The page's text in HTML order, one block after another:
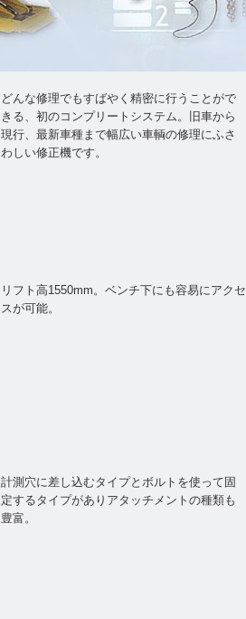
どんな修理でもすばやく精密に行うことがで
きる、初のコンプリートシステム。旧車から
現行、最新車種まで幅広い車輌の修理にふさ
わしい修正機です。
リフト高1550mm。ベンチ下にも容易にアクセ
スが可能。
計測穴に差し込むタイプとボルトを使って固
定するタイプがありアタッチメントの種類も
豊富。